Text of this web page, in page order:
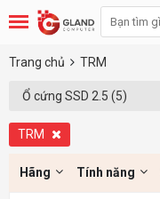
Trang chủ TRM
Ổ cứng SSD 2.5 (5)
TRM
Hãng Tính năng